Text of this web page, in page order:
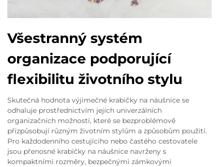
Všestranný systém
organizace podporující
flexibilitu životního stylu
Skutečná hodnota výjimečné krabičky na náušnice se
odhaluje prostřednictvím jejích univerzálních
organizačních možností, které se bezproblémově
přizpůsobují různým životním stylům a způsobům použití.
Pro každodenního cestujícího nebo častého cestovatele
jsou přenosné krabičky na náušnice navrženy s
kompaktními rozměry, bezpečnými zámkovými